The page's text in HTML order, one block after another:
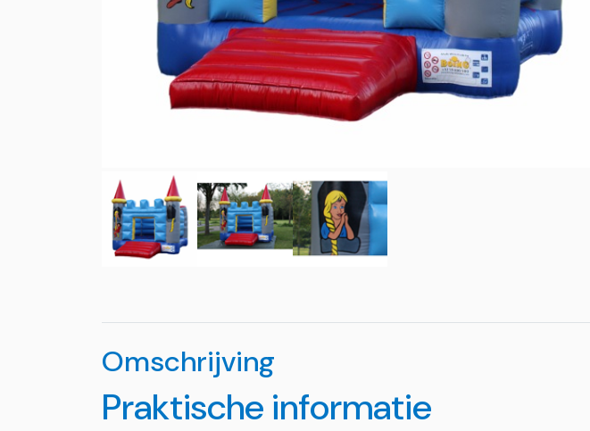
Omschrijving
Praktische informatie